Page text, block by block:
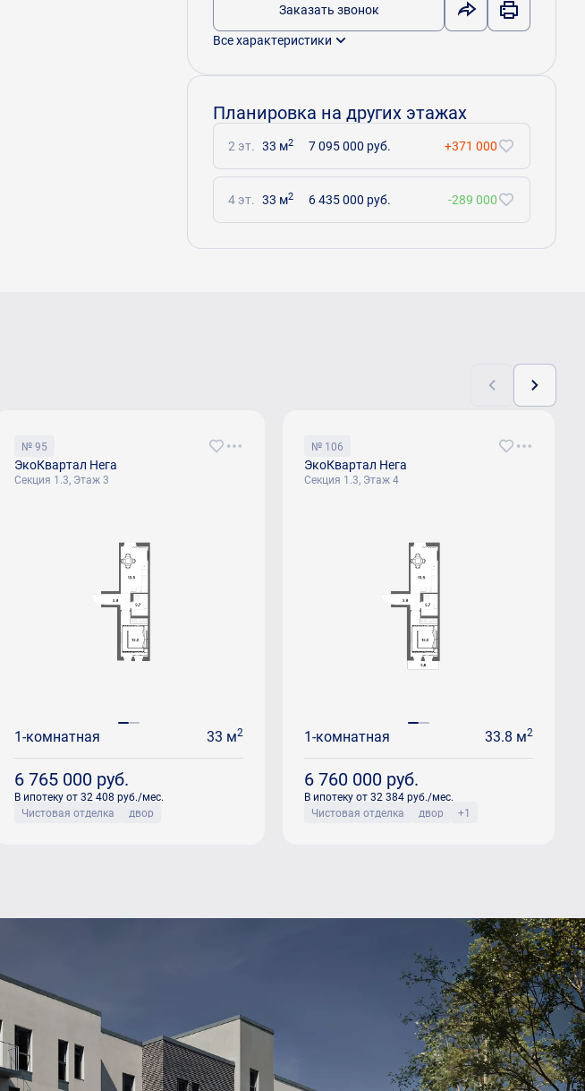
Заказать звонок
Все характеристики
Планировка на других этажах
2 эт. 33 м2 7 095 000 руб. +371 000
4 эт. 33 м2 6 435 000 руб. -289 000
№ 95
ЭкоКвартал Нега
Секция 1.3, Этаж 3
1-комнатная 33 м2
6 765 000 руб.
В ипотеку от 32 408 руб./мес.
Чистовая отделка
двор
№ 106
ЭкоКвартал Нега
Секция 1.3, Этаж 4
1-комнатная 33.8 м2
6 760 000 руб.
В ипотеку от 32 384 руб./мес.
Чистовая отделка
двор +1